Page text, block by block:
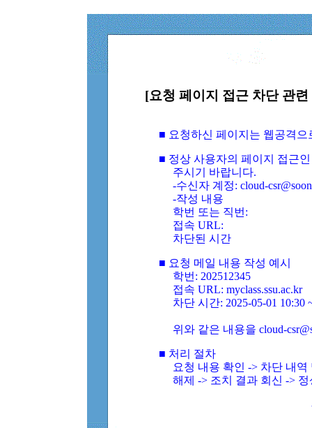
[요청 페이지 접근 차단 관
■ 요청하신 페이지는 웹공격
■ 정상 사용자의 페이지 접근
주시기 바랍니다.
-수신자 계정: cloud-
-작성 내용
학번 또는 직번:
접속 URL:
차단된 시간
■ 요청 메일 내용 작성 예시
학번: 202512345
접속 URL: myclass.ssu.ac.kr
차단 시간: 2025-05-01 10:30
위와 같은 내용을 cloud-
■ 처리 절차
요청 내용 확인 -> 차단 내
해제 -> 조치 결과 회신 ->